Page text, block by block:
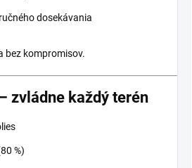
dosekávania
bez kompromisov.
zvládne každý terén
%)